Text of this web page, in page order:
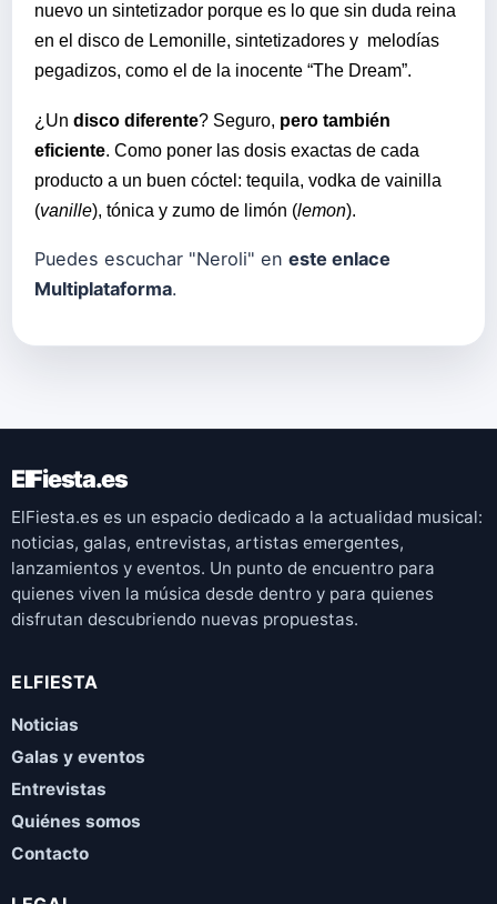
nuevo un sintetizador porque es lo que sin duda reina
en el disco de Lemonille, sintetizadores y melodías
pegadizos, como el de la inocente “The Dream”.
¿Un disco diferente? Seguro, pero también
eficiente. Como poner las dosis exactas de cada
producto a un buen cóctel: tequila, vodka de vainilla
(vanille), tónica y zumo de limón (lemon).
Puedes escuchar "Neroli" en este enlace
Multiplataforma.
ElFiesta.es
ElFiesta.es es un espacio dedicado a la actualidad musical:
noticias, galas, entrevistas, artistas emergentes,
lanzamientos y eventos. Un punto de encuentro para
quienes viven la música desde dentro y para quienes
disfrutan descubriendo nuevas propuestas.
ELFIESTA
Noticias
Galas y eventos
Entrevistas
Quiénes somos
Contacto